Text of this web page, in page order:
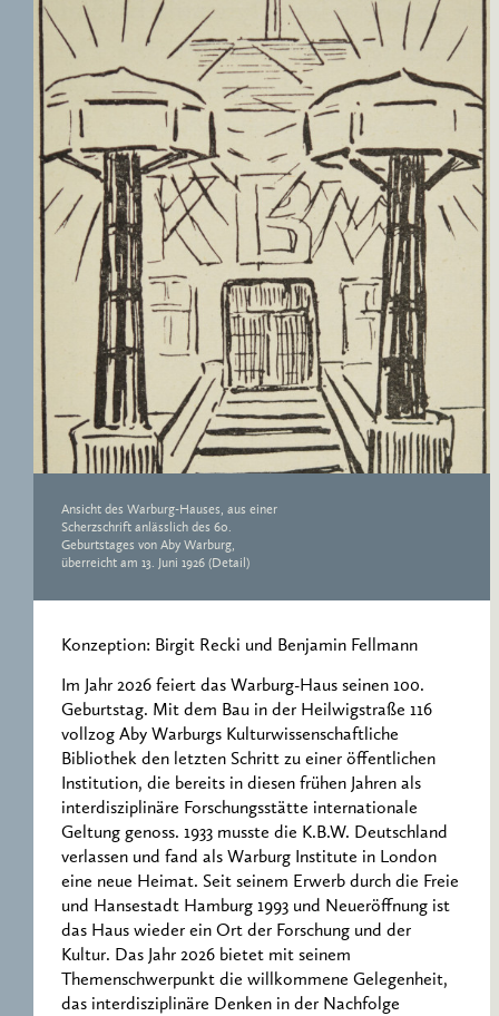
ERNST CASSIRER
ARBEITSSTELLE 1997-
2007
Ansicht des Warburg-Hauses, aus einer
Scherzschrift anlässlich des 60.
Geburtstages von Aby Warburg,
überreicht am 13. Juni 1926 (Detail)
Konzeption: Birgit Recki und Benjamin Fellmann
Im Jahr 2026 feiert das Warburg-Haus seinen 100.
Geburtstag. Mit dem Bau in der Heilwigstraße 116
vollzog Aby Warburgs Kulturwissenschaftliche
Bibliothek den letzten Schritt zu einer öffentlichen
Institution, die bereits in diesen frühen Jahren als
interdisziplinäre Forschungsstätte internationale
Geltung genoss. 1933 musste die K.B.W. Deutschland
verlassen und fand als Warburg Institute in London
eine neue Heimat. Seit seinem Erwerb durch die Freie
und Hansestadt Hamburg 1993 und Neueröffnung ist
das Haus wieder ein Ort der Forschung und der
Kultur. Das Jahr 2026 bietet mit seinem
Themenschwerpunkt die willkommene Gelegenheit,
das interdisziplinäre Denken in der Nachfolge